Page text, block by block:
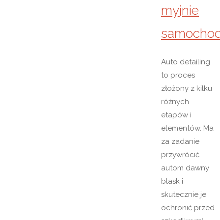
myjnie
Auto detailing
to proces
złożony z kilku
różnych
etapów i
elementów. Ma
za zadanie
przywrócić
autom dawny
blask i
skutecznie je
ochronić przed